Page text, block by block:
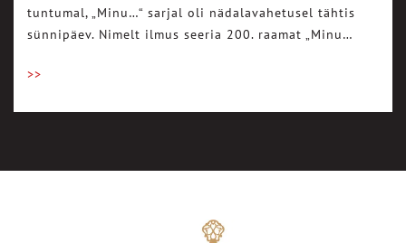
tuntumal, „Minu…“ sarjal oli nädalavahetusel tähtis
sünnipäev. Nimelt ilmus seeria 200. raamat „Minu…
>>